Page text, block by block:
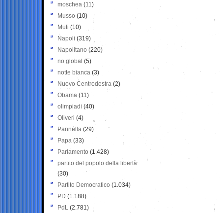
moschea (11)
Musso (10)
Muti (10)
Napoli (319)
Napolitano (220)
no global (5)
notte bianca (3)
Nuovo Centrodestra (2)
Obama (11)
olimpiadi (40)
Oliveri (4)
Pannella (29)
Papa (33)
Parlamento (1.428)
partito del popolo della libertà
(30)
Partito Democratico (1.034)
PD (1.188)
PdL (2.781)